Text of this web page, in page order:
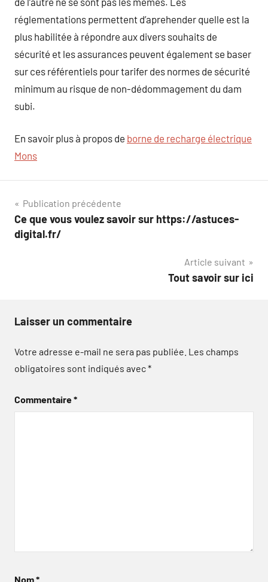
réglementations permettent d’aprehender quelle est la
plus habilitée à répondre aux divers souhaits de
sécurité et les assurances peuvent également se baser
sur ces référentiels pour tarifer des normes de sécurité
minimum au risque de non-dédommagement du dam
subi.
En savoir plus à propos de borne de recharge électrique
Mons
Navigation
de
Publication précédente
Ce que vous voulez savoir sur https://astuces-
digital.fr/
Article suivant
Tout savoir sur ici
Laisser un commentaire
Votre adresse e-mail ne sera pas publiée. Les champs
obligatoires sont indiqués avec*
Commentaire*
Nom*